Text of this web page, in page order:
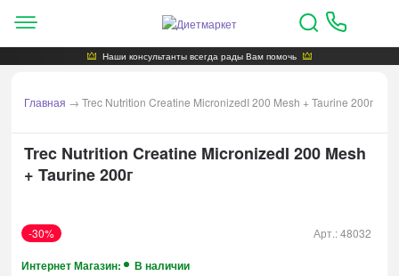
Наши консультанты всегда рады Вам помочь
Главная → Trec Nutrition Creatine MicronizedI 200 Mesh + Taurine 200г
Trec Nutrition Creatine MicronizedI 200 Mesh
+ Taurine 200г
-30% Арт.:48032
Интернет Магазин: В наличии